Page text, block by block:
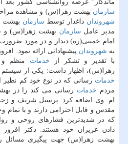
ماندگار" عرصه روانشناسی كشور بعد
سازمان بهشت زهرا(س) و مشاهده
شهروندان داغدار توسط سازمان بهشت
مدیر عامل سازمان بهشت زهرا(س) و
امام خمینی(ره) دیدار و در مورد
به شهروندان پیشنهاداتی ارائه نمود.
با تقدیر و تشكر از خدمات منظم
زهرا(س)، اظهار داشت: یكی از سیستم
خدمات رسانی كه در نوع خود كم
مردم خدمات رسانی می كند را در
ام. وی اضافه كرد: پرسنل شریف و
مقدس و قابل احترامی دارند و با
كه در شدیدترین فشارهای روحی و
دادن عزیزان خود هستند. دكتر
بهشت زهرا(س) جهت پیگیری مسائل